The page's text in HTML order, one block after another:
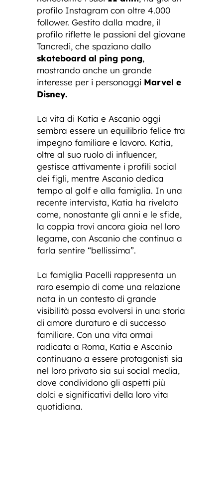
profilo Instagram con oltre 4.000
follower. Gestito dalla madre, il
profilo riflette le passioni del giovane
Tancredi, che spaziano dallo
skateboard al ping pong,
mostrando anche un grande
interesse per i personaggi Marvel e
Disney.
La vita di Katia e Ascanio oggi
sembra essere un equilibrio felice tra
impegno familiare e lavoro. Katia,
oltre al suo ruolo di influencer,
gestisce attivamente i profili social
dei figli, mentre Ascanio dedica
tempo al golf e alla famiglia. In una
recente intervista, Katia ha rivelato
come, nonostante gli anni e le sfide,
la coppia trovi ancora gioia nel loro
legame, con Ascanio che continua a
farla sentire “bellissima”.
La famiglia Pacelli rappresenta un
raro esempio di come una relazione
nata in un contesto di grande
visibilità possa evolversi in una storia
di amore duraturo e di successo
familiare. Con una vita ormai
radicata a Roma, Katia e Ascanio
continuano a essere protagonisti sia
nel loro privato sia sui social media,
dove condividono gli aspetti più
dolci e significativi della loro vita
quotidiana.